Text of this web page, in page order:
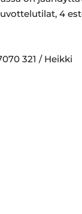
4
321 / Heikki